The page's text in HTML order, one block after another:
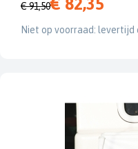
€ 91,50€ 82,35
Niet op voorraad: levertijd